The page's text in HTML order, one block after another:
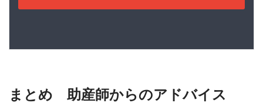
まとめ 助産師からのアドバイス